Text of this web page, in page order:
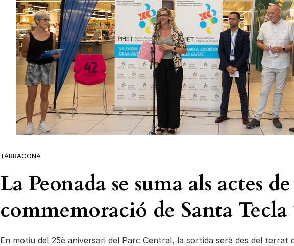
TARRAGONA
La Peonada se suma als actes de
commemoració de Santa Tecla
En motiu del 25è aniversari del Parc Central, la sortida serà des del terrat